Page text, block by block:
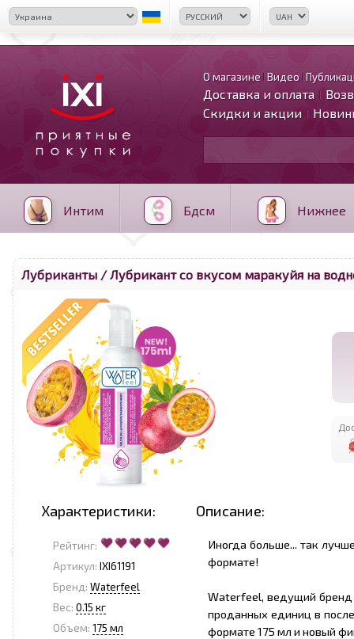
О магазине Видео
Доставка и оплата
Скидки и акции
Интим Бдсм Нижнее
Лубриканты / Лубрикант со вкусом маракуйя на
Характеристики: Описание:
Рейтинг:
Артикул: IXI61191
Бренд: Waterfeel
Вес: 0.15 кг
Объем: 175 мл
Иногда больше... так
формате!
Waterfeel, ведущий бренд
проданных единиц в
формате 175 мл и новый